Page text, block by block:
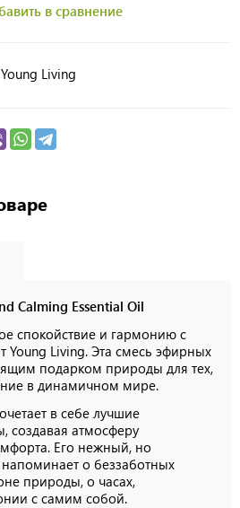
в сравнение
Young Living
Calming Essential Oil
спокойствие и гармонию с
Young Living. Эта смесь эфирных
подарком природы для тех,
в динамичном мире.
в себе лучшие
создавая атмосферу
Его нежный, но
о беззаботных
природы, о часах,
с самим собой.